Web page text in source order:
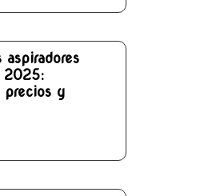
aspiradores
2025:
precios y